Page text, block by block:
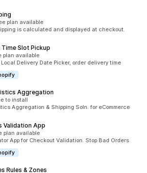
plan available
is calculated and displayed at checkout.
Slot Pickup
plan available
Delivery Date Picker, order delivery time
Aggregation
to install
Aggregation & Shipping Soln. for eCommerce
Validation App
plan available
App for Checkout Validation. Stop Bad Orders
Rules & Zones